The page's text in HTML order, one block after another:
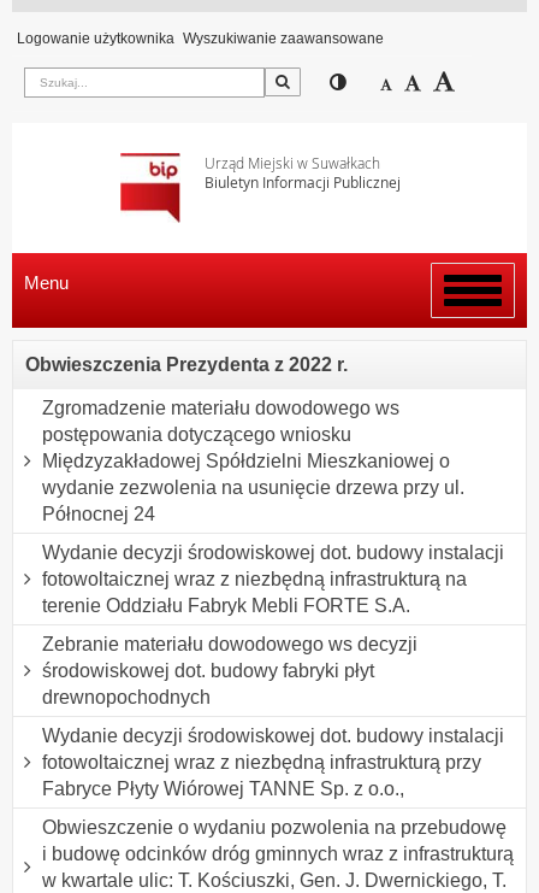
Logowanie użytkownika Wyszukiwanie zaawansowane
Szukaj Przełącz pomiędzy
Zmniejsz
Domyślny
Urząd Miejski w Suwałkach
Biuletyn Informacji Publicznej
Włącz
menu
Menu
Obwieszczenia Prezydenta z 2022 r.
Zgromadzenie materiału dowodowego ws
postępowania dotyczącego wniosku
Międzyzakładowej Spółdzielni Mieszkaniowej o
wydanie zezwolenia na usunięcie drzewa przy ul.
Północnej 24
Wydanie decyzji środowiskowej dot. budowy instalacji
fotowoltaicznej wraz z niezbędną infrastrukturą na
terenie Oddziału Fabryk Mebli FORTE S.A.
Zebranie materiału dowodowego ws decyzji
środowiskowej dot. budowy fabryki płyt
drewnopochodnych
Wydanie decyzji środowiskowej dot. budowy instalacji
fotowoltaicznej wraz z niezbędną infrastrukturą przy
Fabryce Płyty Wiórowej TANNE Sp. z o.o.,
Obwieszczenie o wydaniu pozwolenia na przebudowę
i budowę odcinków dróg gminnych wraz z infrastrukturą
w kwartale ulic: T. Kościuszki, Gen. J. Dwernickiego, T.